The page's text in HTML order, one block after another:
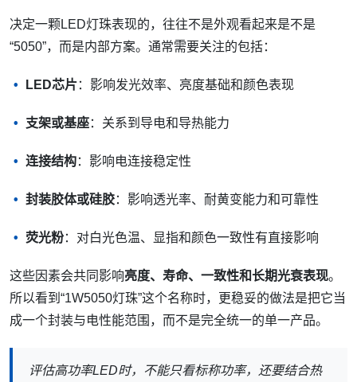
决定一颗LED灯珠表现的，往往不是外观看起来是不是
“5050”，而是内部方案。通常需要关注的包括：
LED芯片：影响发光效率、亮度基础和颜色表现
支架或基座：关系到导电和导热能力
连接结构：影响电连接稳定性
封装胶体或硅胶：影响透光率、耐黄变能力和可靠性
荧光粉：对白光色温、显指和颜色一致性有直接影响
这些因素会共同影响亮度、寿命、一致性和长期光衰表现。
所以看到“1W5050灯珠”这个名称时，更稳妥的做法是把它当
成一个封装与电性能范围，而不是完全统一的单一产品。
评估高功率LED时，不能只看标称功率，还要结合热